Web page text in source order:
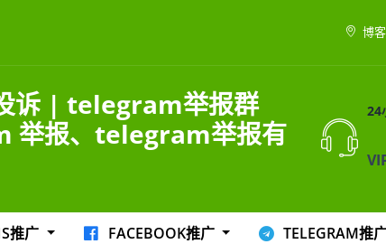
博
诉 | telegram举报群
举报、telegram举报有
24
推广 FACEBOOK推广
TELEGRAM推